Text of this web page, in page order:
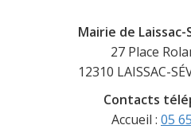
Mairie de Laissac-
27 Place
12310 LAISSAC-
Contacts
Accueil : 05